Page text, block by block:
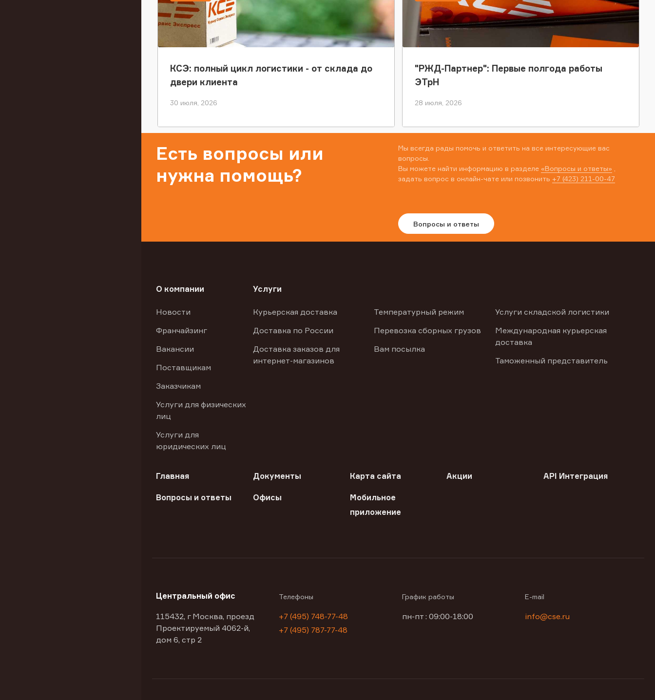
КСЭ: полный цикл логистики - от склада до
двери клиента
30 июля, 2026
"РЖД-Партнер": Первые полгода работы
ЭТрН
28 июля, 2026
Есть вопросы или
нужна помощь?
Мы всегда рады помочь и ответить на все интересующие вас
вопросы.
Вы можете найти информацию в разделе «Вопросы и ответы»
задать вопрос в онлайн-чате или позвонить +7 (423) 211-00-47
Вопросы и ответы
О компании
Новости
Франчайзинг
Вакансии
Поставщикам
Заказчикам
Услуги для физических
лиц
Услуги для
юридических лиц
Услуги
Курьерская доставка
Доставка по России
Доставка заказов для
интернет-магазинов
Температурный режим
Перевозка сборных грузов
Вам посылка
Услуги складской логистики
Международная курьерская
доставка
Таможенный представитель
Главная Документы Карта сайта Акции API Интеграция
Вопросы и ответы Офисы
Мобильное
приложение
Центральный офис
115432, г Москва, проезд
Проектируемый 4062-й,
дом 6, стр 2
Телефоны
+7 (495) 748-77-48
+7 (495) 787-77-48
График работы
пн-пт : 09:00-18:00
E-mail
info@cse.ru